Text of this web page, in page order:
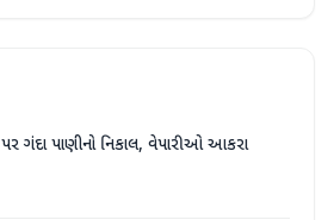
પર ગંદા પાણીનો નિકાલ, વેપારીઓ આકરા